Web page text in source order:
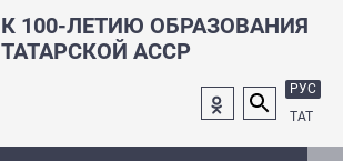
К 100-ЛЕТИЮ ОБРАЗОВАНИЯ
ТАТАРСКОЙ АССР
РУС
ТАТ